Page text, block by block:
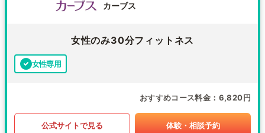
カーブス
女性のみ30分フィットネス
女性専用
おすすめコース料金 6,820円
公式サイトで見る 体験・相談予約